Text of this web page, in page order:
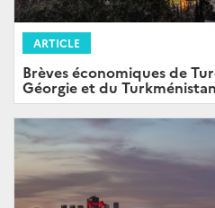
ARTICLE
Brèves économiques de
Géorgie et du